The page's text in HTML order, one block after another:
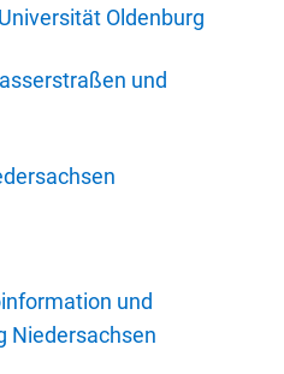
Oldenburg
und
und
Niedersachsen